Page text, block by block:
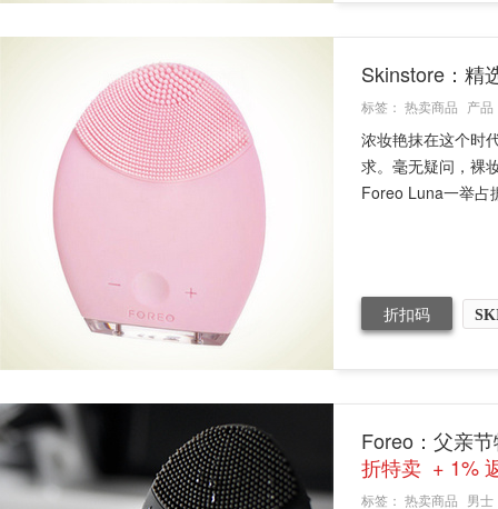
Skinstore：精
标签： 热卖商品 产品
浓妆艳抹在这个时
求。毫无疑问，裸
Foreo Luna一举占
折扣码
Foreo：父亲
折特卖 + 1%
标签： 热卖商品 男士